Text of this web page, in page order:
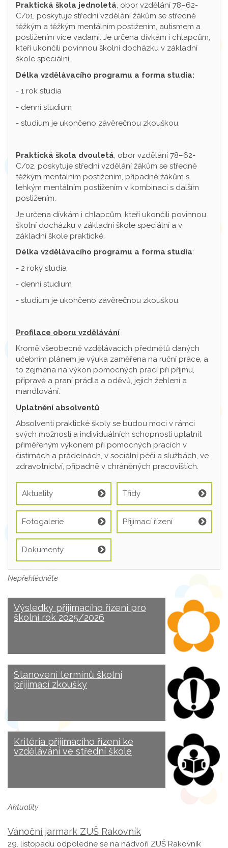
Praktická škola jednoletá, obor vzdělání 78–62-
C/01, poskytuje střední vzdělání žákům se středně
těžkým a těžkým mentálním postižením, autismem a
postižením více vadami. Je určena dívkám i chlapcům,
kteří ukončili povinnou školní docházku v základní
škole speciální.
Délka vzdělávacího programu a forma studia:
- 1 rok studia
- denní studium
- studium je ukončeno závěrečnou zkouškou.
Praktická škola dvouletá, obor vzdělání 78–62-
C/02, poskytuje střední vzdělání žákům se středně
těžkým mentálním postižením, případně žákům s
lehkým mentálním postižením v kombinaci s dalším
postižením.
Je určena dívkám i chlapcům, kteří ukončili povinnou
školní docházku v základní škole speciální a v
základní škole praktické.
Délka vzdělávacího programu a forma studia:
- 2 roky studia
- denní studium
- studium je ukončeno závěrečnou zkouškou.
Profilace oboru vzdělávání
Kromě všeobecně vzdělávacích předmětů daných
učebním plánem je výuka zaměřena na ruční práce, a
to zejména na výkon pomocných prací při příjmu,
přípravě a praní prádla a oděvů, jejich žehlení a
mandlování.
Uplatnění absolventů
Absolventi praktické školy se budou moci v rámci
svých možností a individuálních schopností uplatnit
přiměřeným výkonem při pomocných pracích v
čistírnách a prádelnách, v sociální péči a službách, ve
zdravotnictví, případně v chráněných pracovištích.
Aktuality Třídy
Fotogalerie Přijímací řízení
Dokumenty
Nepřehlédněte
Výsledky přijímacího řízení pro
školní rok 2025/2026
Stanovení termínů školní
přijímací zkoušky
Kritéria přijímacího řízení ke
vzdělávání ve střední škole
Aktuality
Vánoční jarmark ZUŠ Rakovník
29. listopadu odpoledne se na nádvoří ZUŠ Rakovník